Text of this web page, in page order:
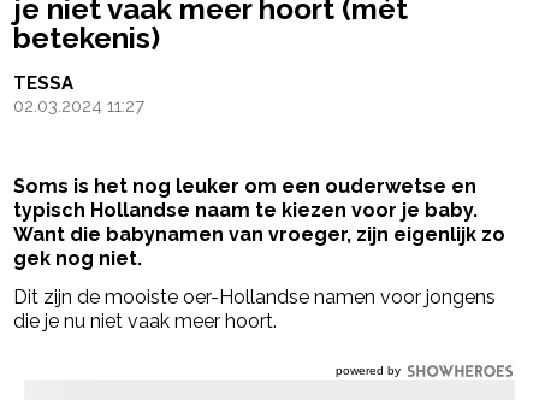
je niet vaak meer hoort (mét
betekenis)
TESSA
02.03.2024 11:27
Soms is het nog leuker om een ouderwetse en
typisch Hollandse naam te kiezen voor je baby.
Want die babynamen van vroeger, zijn eigenlijk zo
gek nog niet.
Dit zijn de mooiste oer-Hollandse namen voor jongens
die je nu niet vaak meer hoort.
powered by